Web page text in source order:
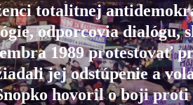
totalitnej
odporcovia dialógu,
1989 protestovať
jej odstúpenie a
hovoril o boji